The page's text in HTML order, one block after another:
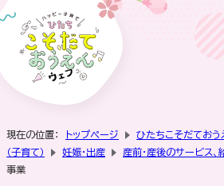
現在の位置： トップページ ひたちこそだておう
（子育て）
妊娠・出産 産前・産後のサービス、
事業